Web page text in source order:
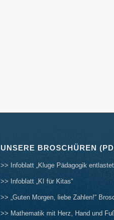
UNSERE BROSCHÜREN
>> Infoblatt „Kluge Pädagogik
>> Infoblatt „KI für Kitas“
>> „Guten Morgen, liebe Zahlen!“
>> Mathematik mit Herz, Hand und